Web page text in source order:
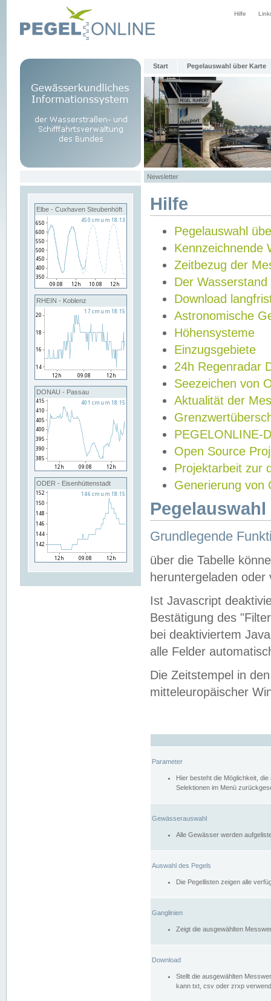
Hilfe
Start Pegelauswahl über Karte
Newsletter
Elbe - Cuxhaven Steubenhöft
RHEIN - Koblenz
DONAU - Passau
ODER - Eisenhüttenstadt
Hilfe
Pegelauswahl
Kennzeichnende
Zeitbezug der
Der Wasserstand
Download
Astronomische
Höhensysteme
Einzugsgebiete
24h Regenradar
Seezeichen von
Aktualität der
PEGELONLINE-
Open Source
Projektarbeit zur
Generierung von
Grundlegende
über die Tabelle
heruntergeladen oder
Ist Javascript
Bestätigung des
bei deaktiviertem
alle Felder
Die Zeitstempel in
mitteleuropäischer
Parameter
Hier besteht die Möglichkeit,
Selektionen im Menü
Gewässerauswahl
Alle Gewässer werden
Auswahl des Pegels
Die Pegellisten zeigen alle
Ganglinien
Zeigt die ausgewählten
Download
Stellt die ausgewählten
kann txt, csv oder zrxp